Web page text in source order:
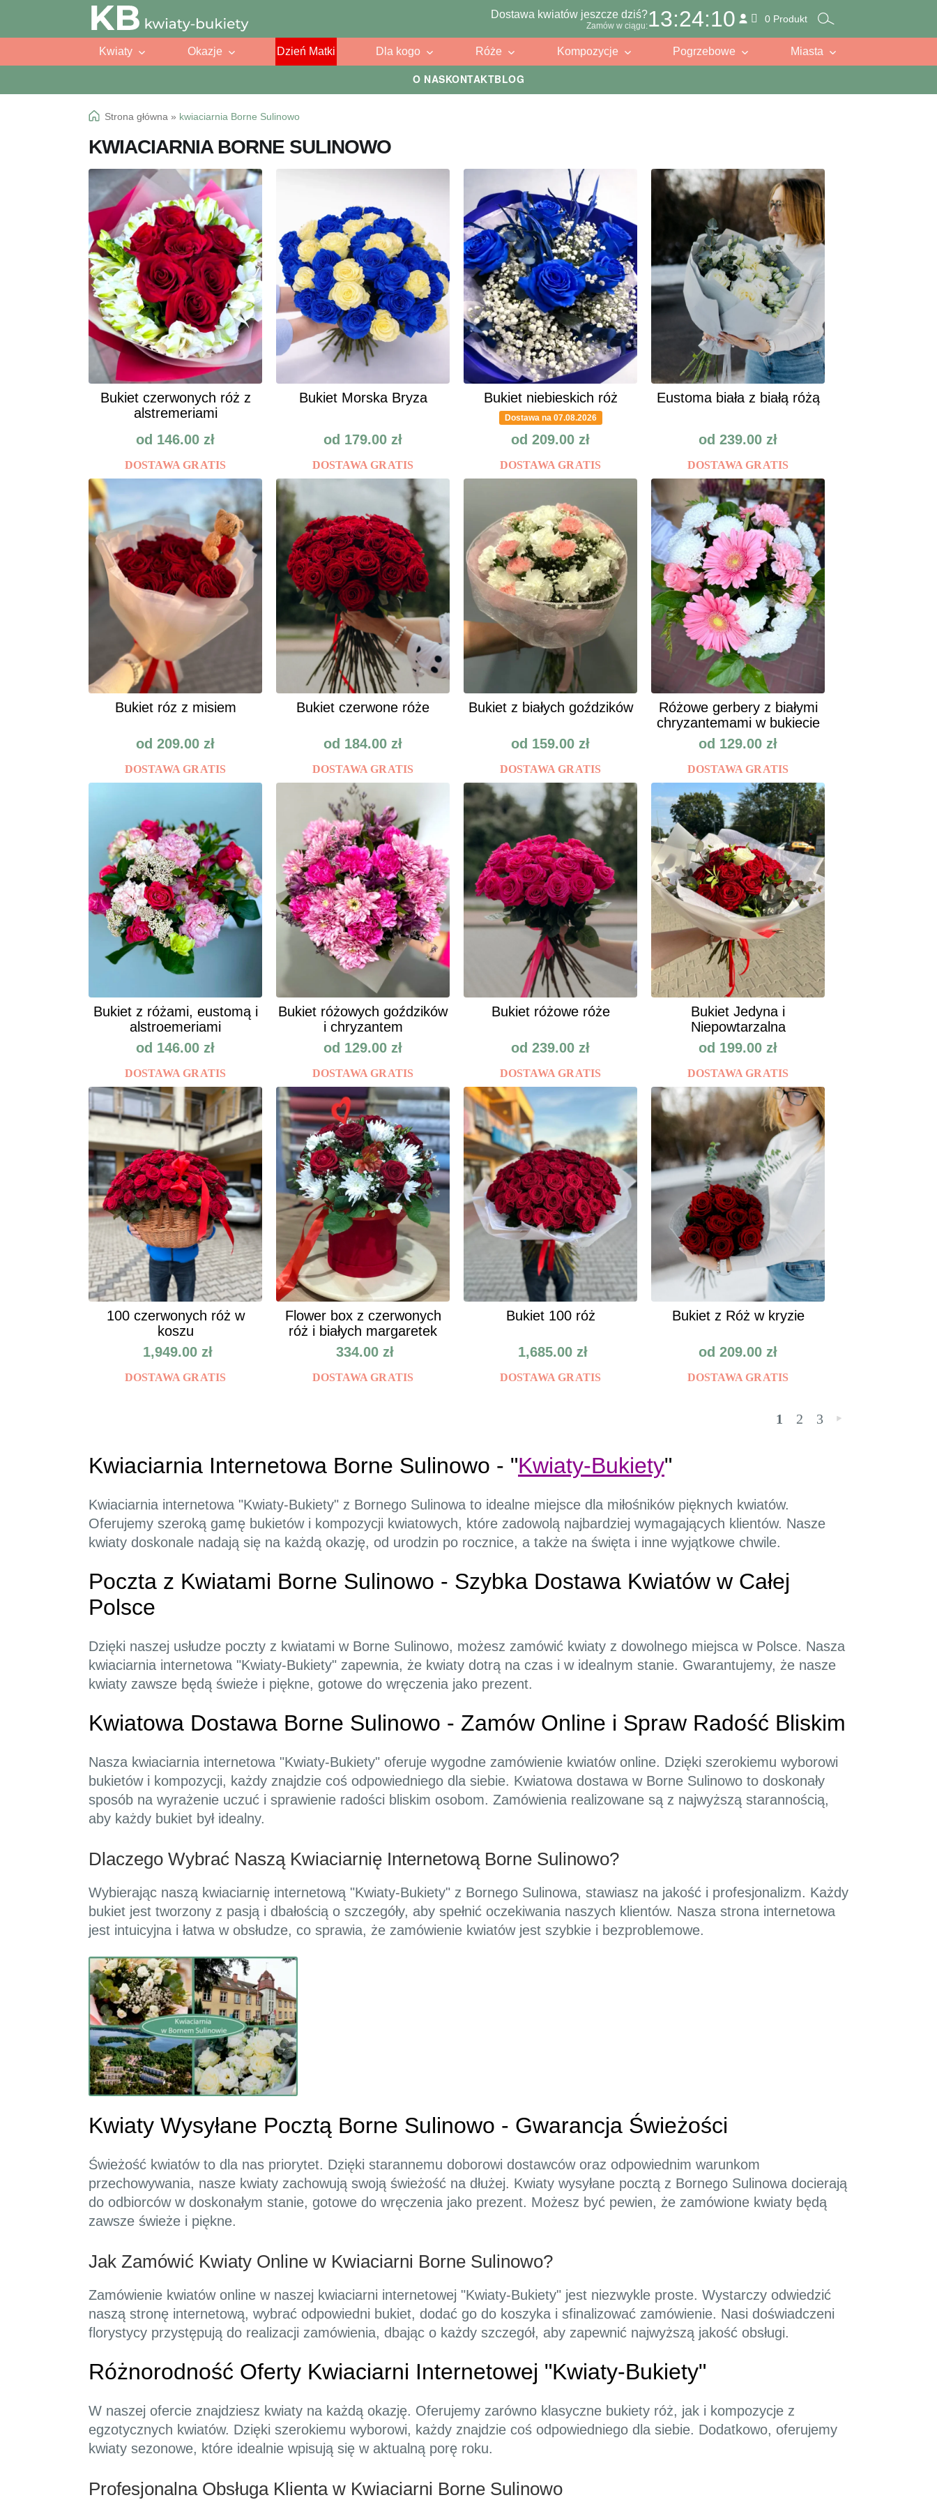
O NASKONTAKTBLOG
Przejdź
do
Przejdź
do
Dostawa kwiatów jeszcze dziś?
Zamów w ciągu:13:24:09 0 Produkt
Kwiaty Okazje Dzień Matki Dla kogo Róże Kompozycje Pogrzebowe Miasta
Strona główna » kwiaciarnia Borne Sulinowo
KWIACIARNIA BORNE SULINOWO
Bukiet czerwonych róż z
alstremeriami
od 146.00 zł
DOSTAWA GRATIS
Bukiet Morska Bryza
od 179.00 zł
DOSTAWA GRATIS
Bukiet niebieskich róż
Dostawa na 07.08.2026
od 209.00 zł
DOSTAWA GRATIS
Eustoma biała z białą różą
od 239.00 zł
DOSTAWA GRATIS
Bukiet róz z misiem
od 209.00 zł
DOSTAWA GRATIS
Bukiet czerwone róże
od 184.00 zł
DOSTAWA GRATIS
Bukiet z białych goździków
od 159.00 zł
DOSTAWA GRATIS
Różowe gerbery z białymi
chryzantemami w bukiecie
od 129.00 zł
DOSTAWA GRATIS
Bukiet z różami, eustomą i
alstroemeriami
od 146.00 zł
DOSTAWA GRATIS
Bukiet różowych goździków
i chryzantem
od 129.00 zł
DOSTAWA GRATIS
Bukiet różowe róże
od 239.00 zł
DOSTAWA GRATIS
Bukiet Jedyna i
Niepowtarzalna
od 199.00 zł
DOSTAWA GRATIS
100 czerwonych róż w
koszu
1,949.00 zł
DOSTAWA GRATIS
Flower box z czerwonych
róż i białych margaretek
334.00 zł
DOSTAWA GRATIS
Bukiet 100 róż
1,685.00 zł
DOSTAWA GRATIS
Bukiet z Róż w kryzie
od 209.00 zł
DOSTAWA GRATIS
1 2 3 »
Kwiaciarnia Internetowa Borne Sulinowo - "Kwiaty-Bukiety"
Kwiaciarnia internetowa "Kwiaty-Bukiety" z Bornego Sulinowa to idealne miejsce dla miłośników pięknych kwiatów.
Oferujemy szeroką gamę bukietów i kompozycji kwiatowych, które zadowolą najbardziej wymagających klientów. Nasze
kwiaty doskonale nadają się na każdą okazję, od urodzin po rocznice, a także na święta i inne wyjątkowe chwile.
Poczta z Kwiatami Borne Sulinowo - Szybka Dostawa Kwiatów w Całej
Polsce
Dzięki naszej usłudze poczty z kwiatami w Borne Sulinowo, możesz zamówić kwiaty z dowolnego miejsca w Polsce. Nasza
kwiaciarnia internetowa "Kwiaty-Bukiety" zapewnia, że kwiaty dotrą na czas i w idealnym stanie. Gwarantujemy, że nasze
kwiaty zawsze będą świeże i piękne, gotowe do wręczenia jako prezent.
Kwiatowa Dostawa Borne Sulinowo - Zamów Online i Spraw Radość Bliskim
Nasza kwiaciarnia internetowa "Kwiaty-Bukiety" oferuje wygodne zamówienie kwiatów online. Dzięki szerokiemu wyborowi
bukietów i kompozycji, każdy znajdzie coś odpowiedniego dla siebie. Kwiatowa dostawa w Borne Sulinowo to doskonały
sposób na wyrażenie uczuć i sprawienie radości bliskim osobom. Zamówienia realizowane są z najwyższą starannością,
aby każdy bukiet był idealny.
Dlaczego Wybrać Naszą Kwiaciarnię Internetową Borne Sulinowo?
Wybierając naszą kwiaciarnię internetową "Kwiaty-Bukiety" z Bornego Sulinowa, stawiasz na jakość i profesjonalizm. Każdy
bukiet jest tworzony z pasją i dbałością o szczegóły, aby spełnić oczekiwania naszych klientów. Nasza strona internetowa
jest intuicyjna i łatwa w obsłudze, co sprawia, że zamówienie kwiatów jest szybkie i bezproblemowe.
Kwiaty Wysyłane Pocztą Borne Sulinowo - Gwarancja Świeżości
Świeżość kwiatów to dla nas priorytet. Dzięki starannemu doborowi dostawców oraz odpowiednim warunkom
przechowywania, nasze kwiaty zachowują swoją świeżość na dłużej. Kwiaty wysyłane pocztą z Bornego Sulinowa docierają
do odbiorców w doskonałym stanie, gotowe do wręczenia jako prezent. Możesz być pewien, że zamówione kwiaty będą
zawsze świeże i piękne.
Jak Zamówić Kwiaty Online w Kwiaciarni Borne Sulinowo?
Zamówienie kwiatów online w naszej kwiaciarni internetowej "Kwiaty-Bukiety" jest niezwykle proste. Wystarczy odwiedzić
naszą stronę internetową, wybrać odpowiedni bukiet, dodać go do koszyka i sfinalizować zamówienie. Nasi doświadczeni
florystycy przystępują do realizacji zamówienia, dbając o każdy szczegół, aby zapewnić najwyższą jakość obsługi.
Różnorodność Oferty Kwiaciarni Internetowej "Kwiaty-Bukiety"
W naszej ofercie znajdziesz kwiaty na każdą okazję. Oferujemy zarówno klasyczne bukiety róż, jak i kompozycje z
egzotycznych kwiatów. Dzięki szerokiemu wyborowi, każdy znajdzie coś odpowiedniego dla siebie. Dodatkowo, oferujemy
kwiaty sezonowe, które idealnie wpisują się w aktualną porę roku.
Profesjonalna Obsługa Klienta w Kwiaciarni Borne Sulinowo